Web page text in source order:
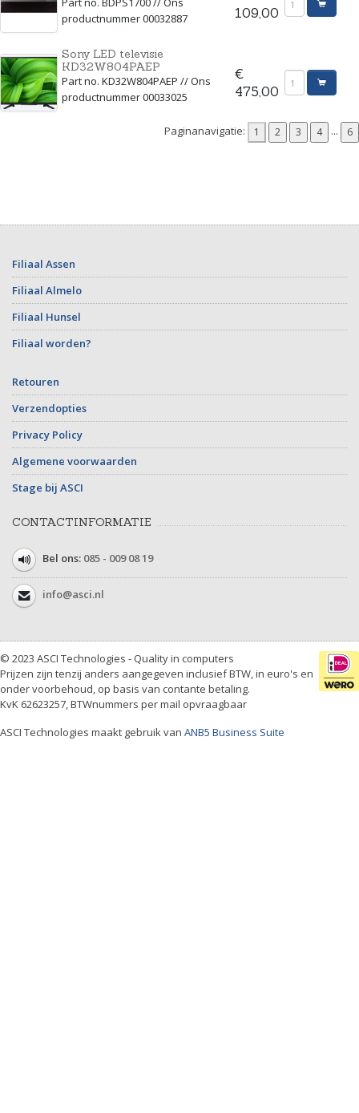
productnummer 00032887
109,00
Sony LED televisie
KD32W804PAEP
Part no. KD32W804PAEP // Ons
productnummer 00033025
€
475,00
Paginanavigatie: ...
Filiaal Assen
Filiaal Almelo
Filiaal Hunsel
Filiaal worden?
Retouren
Verzendopties
Privacy Policy
Algemene voorwaarden
Stage bij ASCI
CONTACTINFORMATIE
Bel ons: 085 - 009 08 19
info@asci.nl
© 2023 ASCI Technologies - Quality in computers
Prijzen zijn tenzij anders aangegeven inclusief BTW, in euro's en
onder voorbehoud, op basis van contante betaling.
KvK 62623257, BTWnummers per mail opvraagbaar
ASCI Technologies maakt gebruik van ANB5 Business Suite